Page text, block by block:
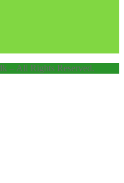
– All Rights Reserved.